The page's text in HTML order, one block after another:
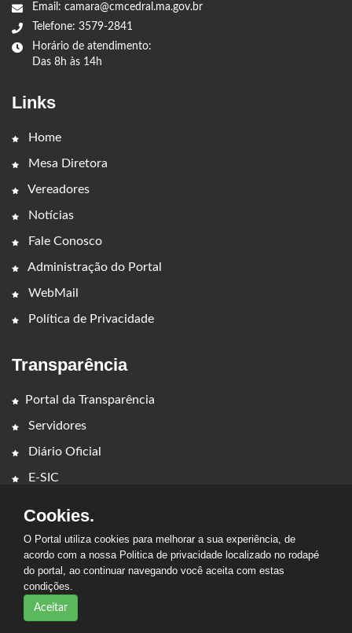
Email: camara@cmcedral.ma.gov.br
Telefone: 3579-2841
Horário de atendimento:
Das 8h às 14h
Links
Home
Mesa Diretora
Vereadores
Notícias
Fale Conosco
Administração do Portal
WebMail
Política de Privacidade
Transparência
Portal da Transparência
Servidores
Diário Oficial
E-SIC
Cookies.
O Portal utiliza cookies para melhorar a sua experiência, de
acordo com a nossa Politica de privacidade localizado no rodapé
do portal, ao continuar navegando você aceita com estas
condições.
Aceitar
2026 - CÂMARA MUNICIPAL DE CEDRAL. Todos os direitos
reservados.